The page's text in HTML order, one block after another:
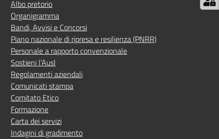
Albo pretorio
Organigramma
Bandi, Avvisi e Concorsi
Piano nazionale di ripresa e resilienza (PNRR)
Personale a rapporto convenzionale
Sostieni l’Ausl
Regolamenti aziendali
Comunicati stampa
Comitato Etico
Formazione
Carta dei servizi
Indagini di gradimento